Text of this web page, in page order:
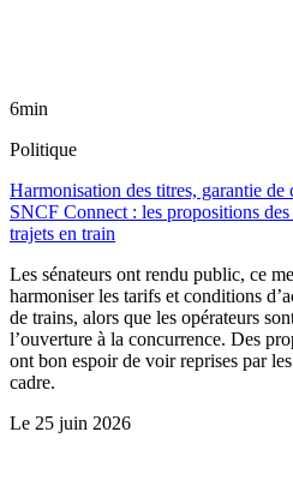
6min
Politique
Harmonisation des titres, garantie de
SNCF Connect : les propositions
trajets en train
Les sénateurs ont rendu public, ce
harmoniser les tarifs et conditions
de trains, alors que les opérateurs
l’ouverture à la concurrence. Des
ont bon espoir de voir reprises par
cadre.
Le 25 juin 2026